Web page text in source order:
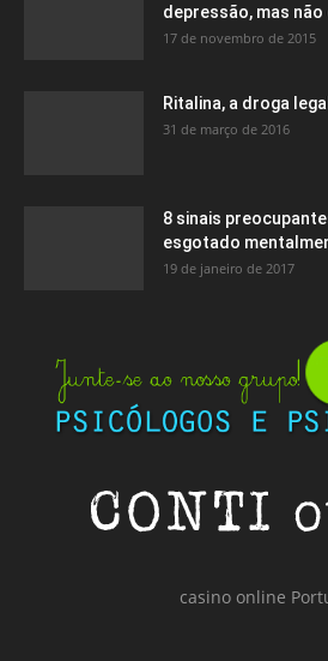
depressão, mas
17 de novembro de 2015
Ritalina, a droga
31 de março de 2016
8 sinais
esgotado
19 de janeiro de 2017
casino online